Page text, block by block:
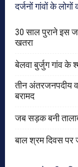
दर्जनों गांवों के
30 साल पुराने इस
खतरा
बेलवा बुर्जुग गांव के
तीन अंतरजनपदीय
बरामद
जब सड़क बनी तालाब
बाल श्रम दिवस